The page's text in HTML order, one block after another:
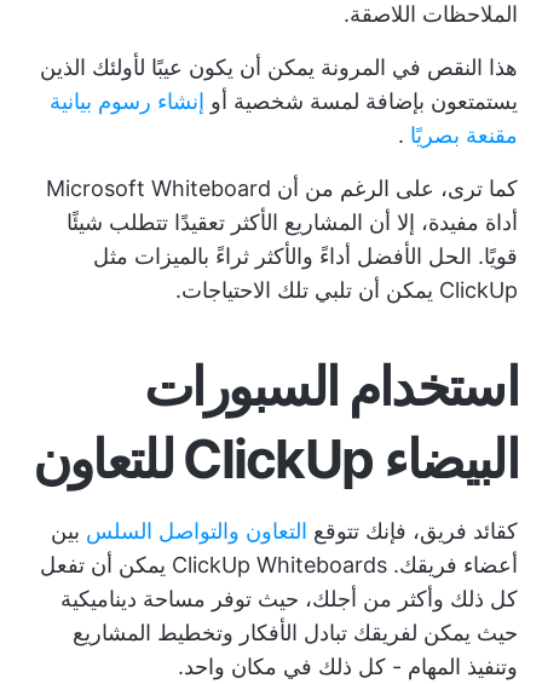
الملاحظات اللاصقة.
هذا النقص في المرونة يمكن أن يكون عيبًا لأولئك الذين
يستمتعون بإضافة لمسة شخصية أو إنشاء رسوم بيانية
مقنعة بصريًا .
كما ترى، على الرغم من أن Microsoft Whiteboard
أداة مفيدة، إلا أن المشاريع الأكثر تعقيدًا تتطلب شيئًا
قويًا. الحل الأفضل أداءً والأكثر ثراءً بالميزات مثل
ClickUp يمكن أن تلبي تلك الاحتياجات.
استخدام السبورات
البيضاء ClickUp للتعاون
كقائد فريق، فإنك تتوقع التعاون والتواصل السلس بين
أعضاء فريقك. ClickUp Whiteboards يمكن أن تفعل
كل ذلك وأكثر من أجلك، حيث توفر مساحة ديناميكية
حيث يمكن لفريقك تبادل الأفكار وتخطيط المشاريع
وتنفيذ المهام - كل ذلك في مكان واحد.